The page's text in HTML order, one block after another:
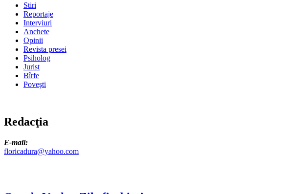
Stiri
Reportaje
Interviuri
Anchete
Opinii
Revista presei
Psiholog
Jurist
Bîrfe
Poveşti
Redacţia
E-mail:
floricadura@yahoo.com